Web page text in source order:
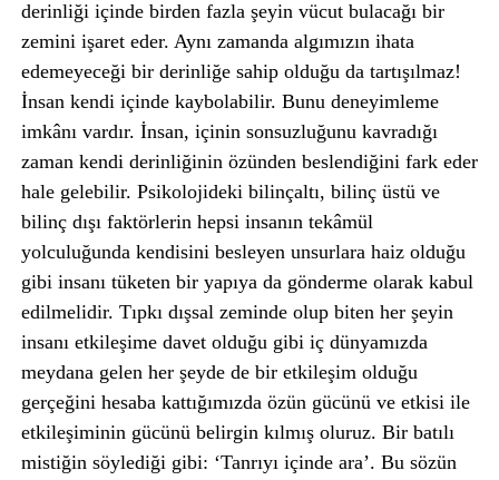
derinliği içinde birden fazla şeyin vücut bulacağı bir
zemini işaret eder. Aynı zamanda algımızın ihata
edemeyeceği bir derinliğe sahip olduğu da tartışılmaz!
İnsan kendi içinde kaybolabilir. Bunu deneyimleme
imkânı vardır. İnsan, içinin sonsuzluğunu kavradığı
zaman kendi derinliğinin özünden beslendiğini fark eder
hale gelebilir. Psikolojideki bilinçaltı, bilinç üstü ve
bilinç dışı faktörlerin hepsi insanın tekâmül
yolculuğunda kendisini besleyen unsurlara haiz olduğu
gibi insanı tüketen bir yapıya da gönderme olarak kabul
edilmelidir. Tıpkı dışsal zeminde olup biten her şeyin
insanı etkileşime davet olduğu gibi iç dünyamızda
meydana gelen her şeyde de bir etkileşim olduğu
gerçeğini hesaba kattığımızda özün gücünü ve etkisi ile
etkileşiminin gücünü belirgin kılmış oluruz. Bir batılı
mistiğin söylediği gibi: ‘Tanrıyı içinde ara’. Bu sözün